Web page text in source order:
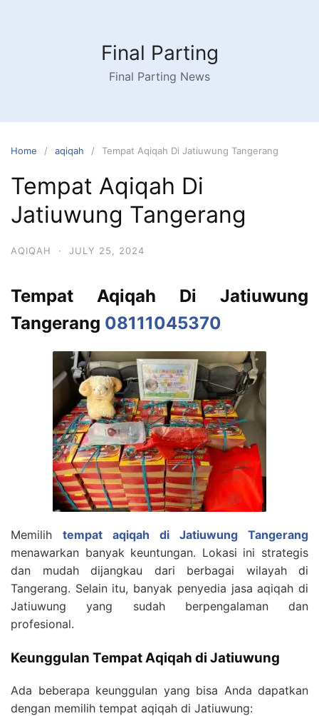
Final Parting
Final Parting News
Home aqiqah Tempat Aqiqah Di Jatiuwung Tangerang
Tempat Aqiqah Di
Jatiuwung Tangerang
AQIQAH · JULY 25, 2024
Tempat Aqiqah Di Jatiuwung
Tangerang 08111045370
Memilih tempat aqiqah di Jatiuwung Tangerang
menawarkan banyak keuntungan. Lokasi ini strategis
dan mudah dijangkau dari berbagai wilayah di
Tangerang. Selain itu, banyak penyedia jasa aqiqah di
Jatiuwung yang sudah berpengalaman dan
profesional.
Keunggulan Tempat Aqiqah di Jatiuwung
Ada beberapa keunggulan yang bisa Anda dapatkan
dengan memilih tempat aqiqah di Jatiuwung: